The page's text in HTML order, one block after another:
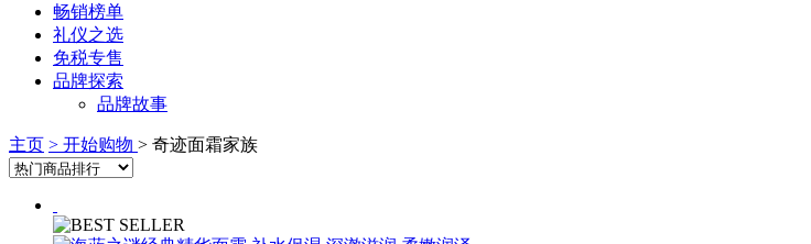
畅销榜单
礼仪之选
免税专售
品牌探索
品牌故事
主页 > 开始购物 > 奇迹面霜家族